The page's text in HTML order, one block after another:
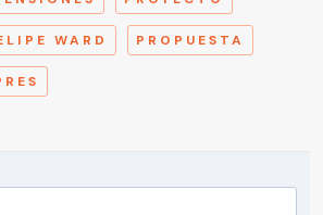
WARD PROPUESTA